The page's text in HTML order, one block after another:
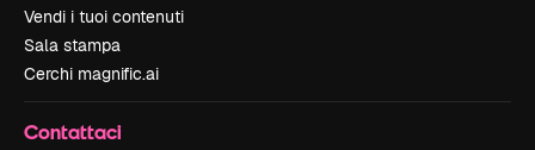
Vendi i tuoi contenuti
Sala stampa
Cerchi magnific.ai
Contattaci